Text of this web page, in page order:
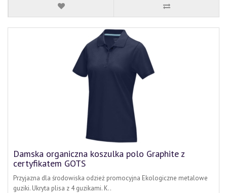
Damska organiczna koszulka polo Graphite z
certyfikatem GOTS
Przyjazna dla środowiska odzież promocyjna Ekologiczne metalowe
guziki. Ukryta plisa z 4 guzikami. K..